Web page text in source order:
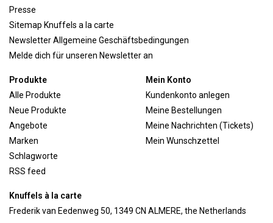
Presse
Sitemap Knuffels a la carte
Newsletter Allgemeine Geschäftsbedingungen
Melde dich für unseren Newsletter an
Produkte
Alle Produkte
Neue Produkte
Angebote
Marken
Schlagworte
RSS feed
Mein Konto
Kundenkonto anlegen
Meine Bestellungen
Meine Nachrichten (Tickets)
Mein Wunschzettel
Knuffels à la carte
Frederik van Eedenweg 50, 1349 CN ALMERE, the Netherlands